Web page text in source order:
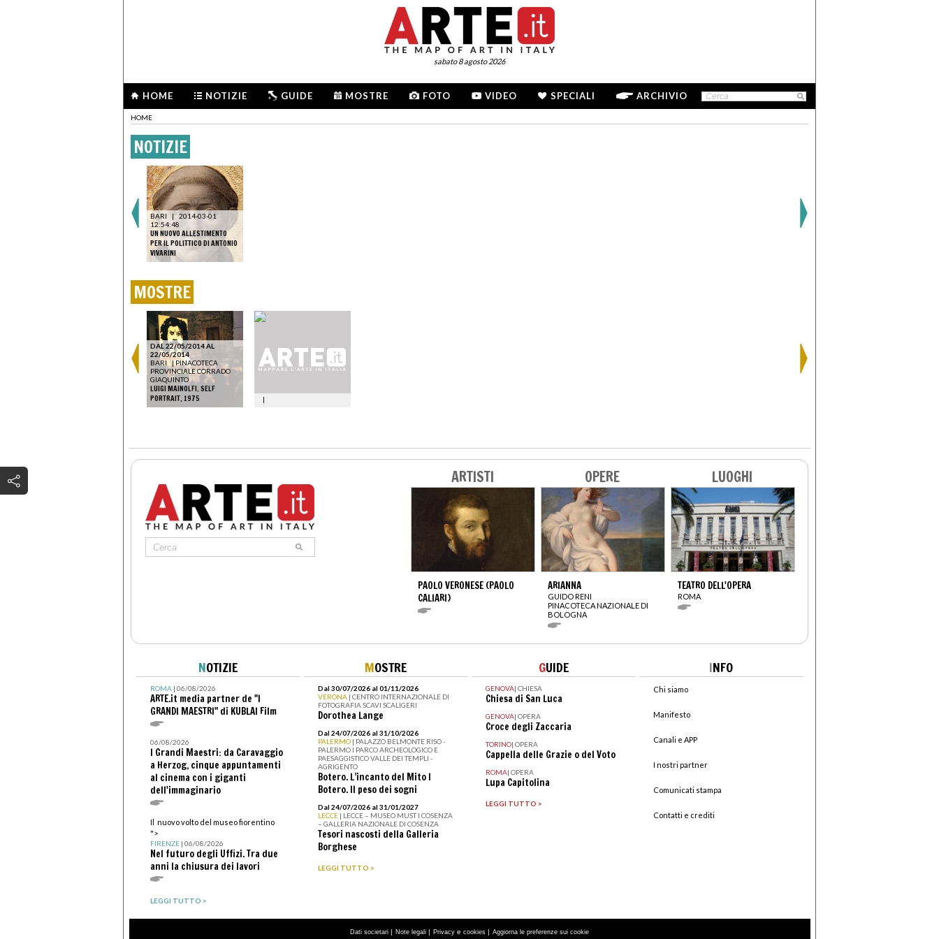
sabato 8 agosto 2026
HOME NOTIZIE GUIDE MOSTRE FOTO VIDEO SPECIALI ARCHIVIO
HOME
NOTIZIE
BARI | 2014-03-01
12:54:48
UN NUOVO ALLESTIMENTO
PER IL POLITTICO DI ANTONIO
VIVARINI
MOSTRE
DAL 22/05/2014 AL
22/05/2014
BARI | PINACOTECA
PROVINCIALE CORRADO
GIAQUINTO
LUIGI MAINOLFI. SELF
PORTRAIT, 1975
|
ARTISTI
PAOLO VERONESE (PAOLO
CALIARI)
OPERE
ARIANNA
GUIDO RENI
PINACOTECA NAZIONALE DI
BOLOGNA
LUOGHI
TEATRO DELL'OPERA
ROMA
NOTIZIE
ROMA| 06/08/2026
ARTE.it media partner de "I
GRANDI MAESTRI" di KUBLAI Film
06/08/2026
I Grandi Maestri: da Caravaggio
a Herzog, cinque appuntamenti
al cinema con i giganti
dell'immaginario
Il nuovo volto del museo fiorentino
">
FIRENZE| 06/08/2026
Nel futuro degli Uffizi. Tra due
anni la chiusura dei lavori
LEGGI TUTTO >
MOSTRE
Dal 30/07/2026 al 01/11/2026
VERONA | CENTRO INTERNAZIONALE DI
FOTOGRAFIA SCAVI SCALIGERI
Dorothea Lange
Dal 24/07/2026 al 31/10/2026
PALERMO | PALAZZO BELMONTE RISO -
PALERMO I PARCO ARCHEOLOGICO E
PAESAGGISTICO VALLE DEI TEMPLI -
AGRIGENTO
Botero. L’incanto del Mito I
Botero. Il peso dei sogni
Dal 24/07/2026 al 31/01/2027
LECCE | LECCE – MUSEO MUST I COSENZA
– GALLERIA NAZIONALE DI COSENZA
Tesori nascosti della Galleria
Borghese
LEGGI TUTTO >
GUIDE
GENOVA| CHIESA
Chiesa di San Luca
GENOVA| OPERA
Croce degli Zaccaria
TORINO| OPERA
Cappella delle Grazie o del Voto
ROMA| OPERA
Lupa Capitolina
LEGGI TUTTO >
INFO
Chi siamo
Manifesto
Canali e APP
I nostri partner
Comunicati stampa
Contatti e crediti
Dati societari | Note legali | Privacy e cookies | Aggiorna le preferenze sui cookie